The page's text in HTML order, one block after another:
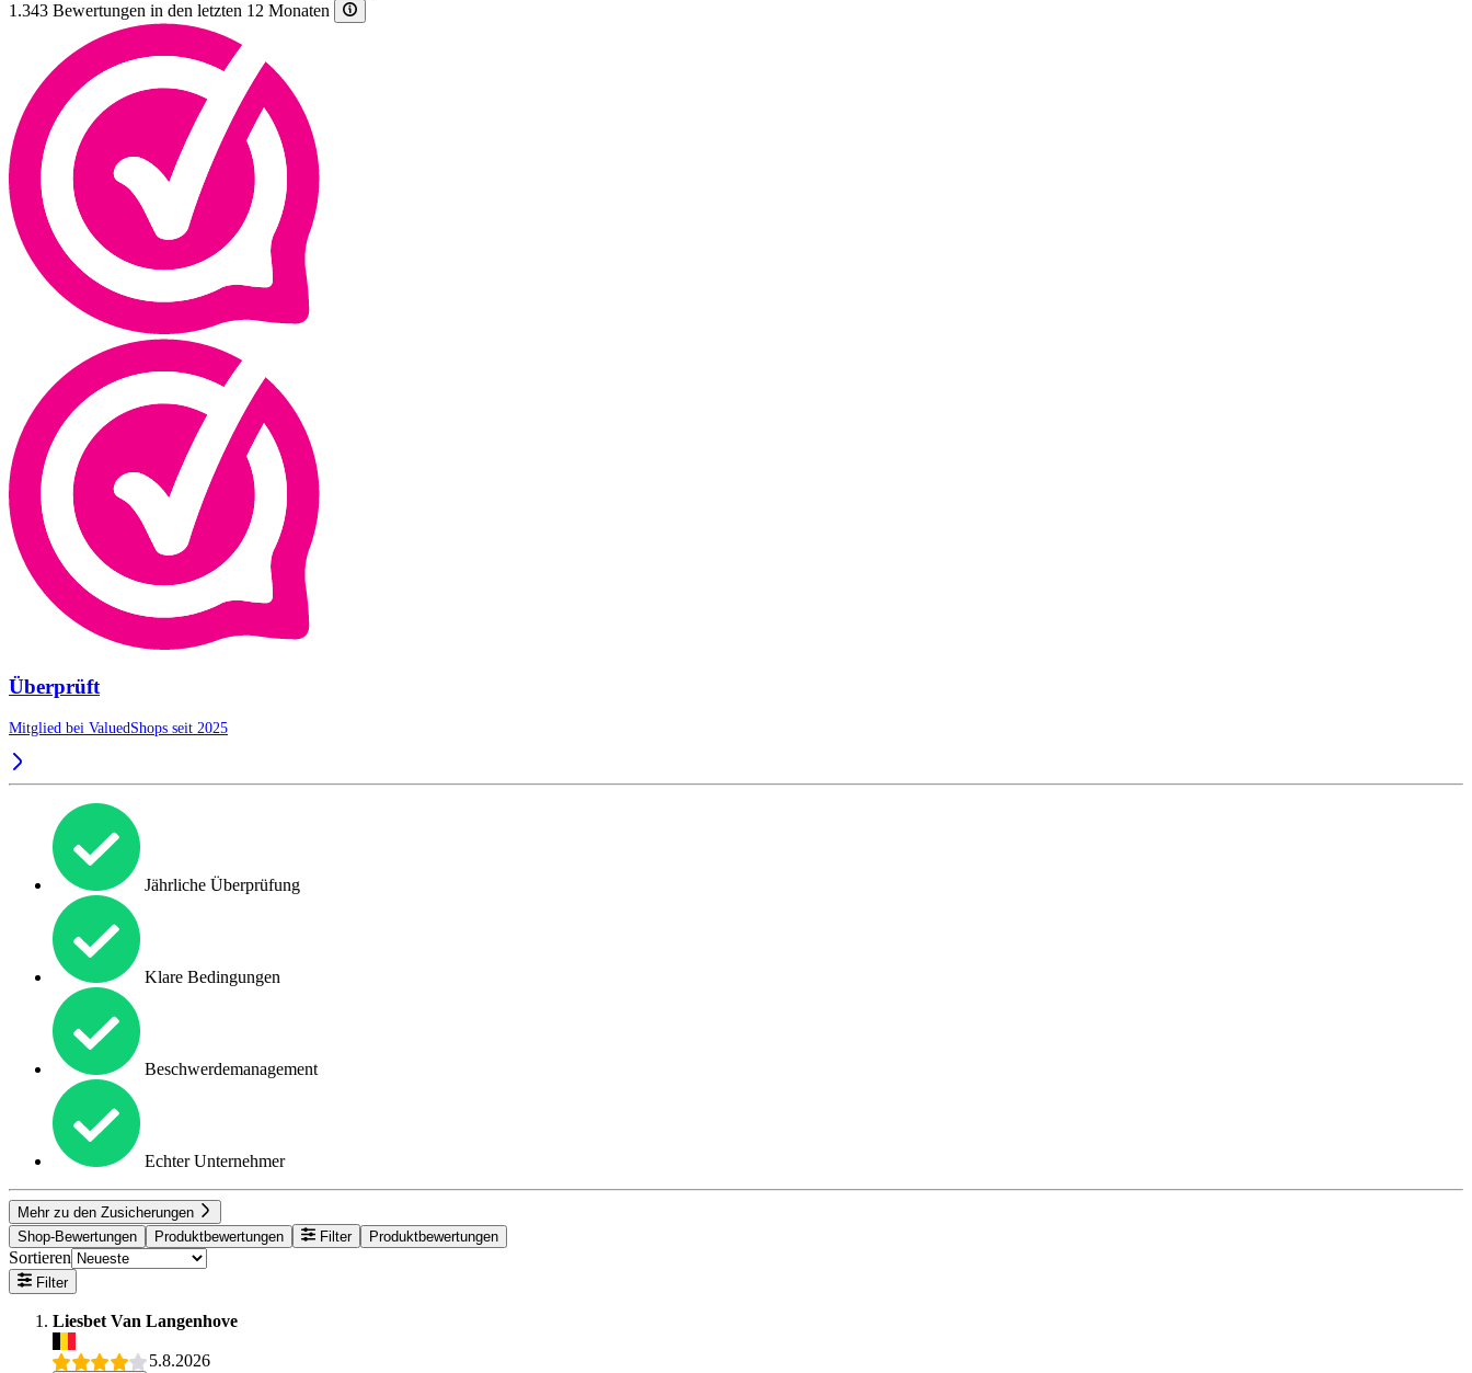
1.343 Bewertungen in den letzten 12 Monaten
Überprüft
Mitglied bei ValuedShops seit 2025
Jährliche Überprüfung
Klare Bedingungen
Beschwerdemanagement
Echter Unternehmer
Mehr zu den Zusicherungen
Shop-Bewertungen
Produktbewertungen Filter Produktbewertungen
Sortieren
Filter
Liesbet Van Langenhove
5.8.2026